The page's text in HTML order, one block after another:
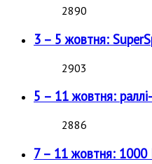
2890
3 – 5 жовтня:
2903
5 – 11 жовтня:
2886
7 – 11 жовтня: 1000